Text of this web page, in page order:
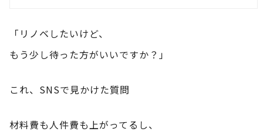
「リノベしたいけど、
もう少し待った方がいいですか？」
これ、SNSで見かけた質問
材料費も人件費も上がってるし、